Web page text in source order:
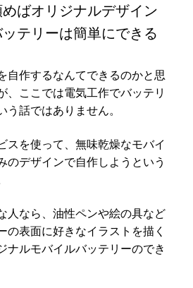
ばオリジナルデザイン
テリーは簡単にできる
自作するなんてできるのかと思
、ここでは電気工作でバッテリ
話ではありません。
スを使って、無味乾燥なモバイ
のデザインで自作しようという
人なら、油性ペンや絵の具など
の表面に好きなイラストを描く
ナルモバイルバッテリーのでき